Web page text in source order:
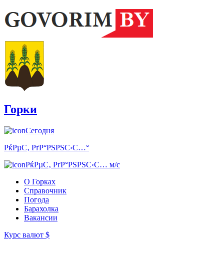
Горки
Сегодня
РќРµС‚ РґР°РЅРЅС‹С…°
РќРµС‚ РґР°РЅРЅС‹С… м/с
О Горках
Справочник
Погода
Барахолка
Вакансии
Курс валют $